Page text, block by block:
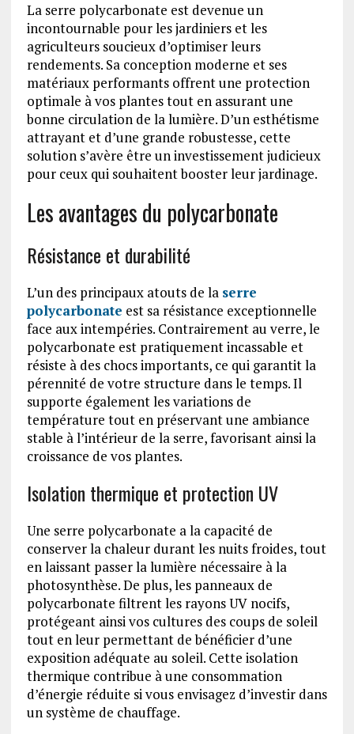
La serre polycarbonate est devenue un
incontournable pour les jardiniers et les
agriculteurs soucieux d’optimiser leurs
rendements. Sa conception moderne et ses
matériaux performants offrent une protection
optimale à vos plantes tout en assurant une
bonne circulation de la lumière. D’un esthétisme
attrayant et d’une grande robustesse, cette
solution s’avère être un investissement judicieux
pour ceux qui souhaitent booster leur jardinage.
Les avantages du polycarbonate
Résistance et durabilité
L’un des principaux atouts de la serre
polycarbonate est sa résistance exceptionnelle
face aux intempéries. Contrairement au verre, le
polycarbonate est pratiquement incassable et
résiste à des chocs importants, ce qui garantit la
pérennité de votre structure dans le temps. Il
supporte également les variations de
température tout en préservant une ambiance
stable à l’intérieur de la serre, favorisant ainsi la
croissance de vos plantes.
Isolation thermique et protection UV
Une serre polycarbonate a la capacité de
conserver la chaleur durant les nuits froides, tout
en laissant passer la lumière nécessaire à la
photosynthèse. De plus, les panneaux de
polycarbonate filtrent les rayons UV nocifs,
protégeant ainsi vos cultures des coups de soleil
tout en leur permettant de bénéficier d’une
exposition adéquate au soleil. Cette isolation
thermique contribue à une consommation
d’énergie réduite si vous envisagez d’investir dans
un système de chauffage.